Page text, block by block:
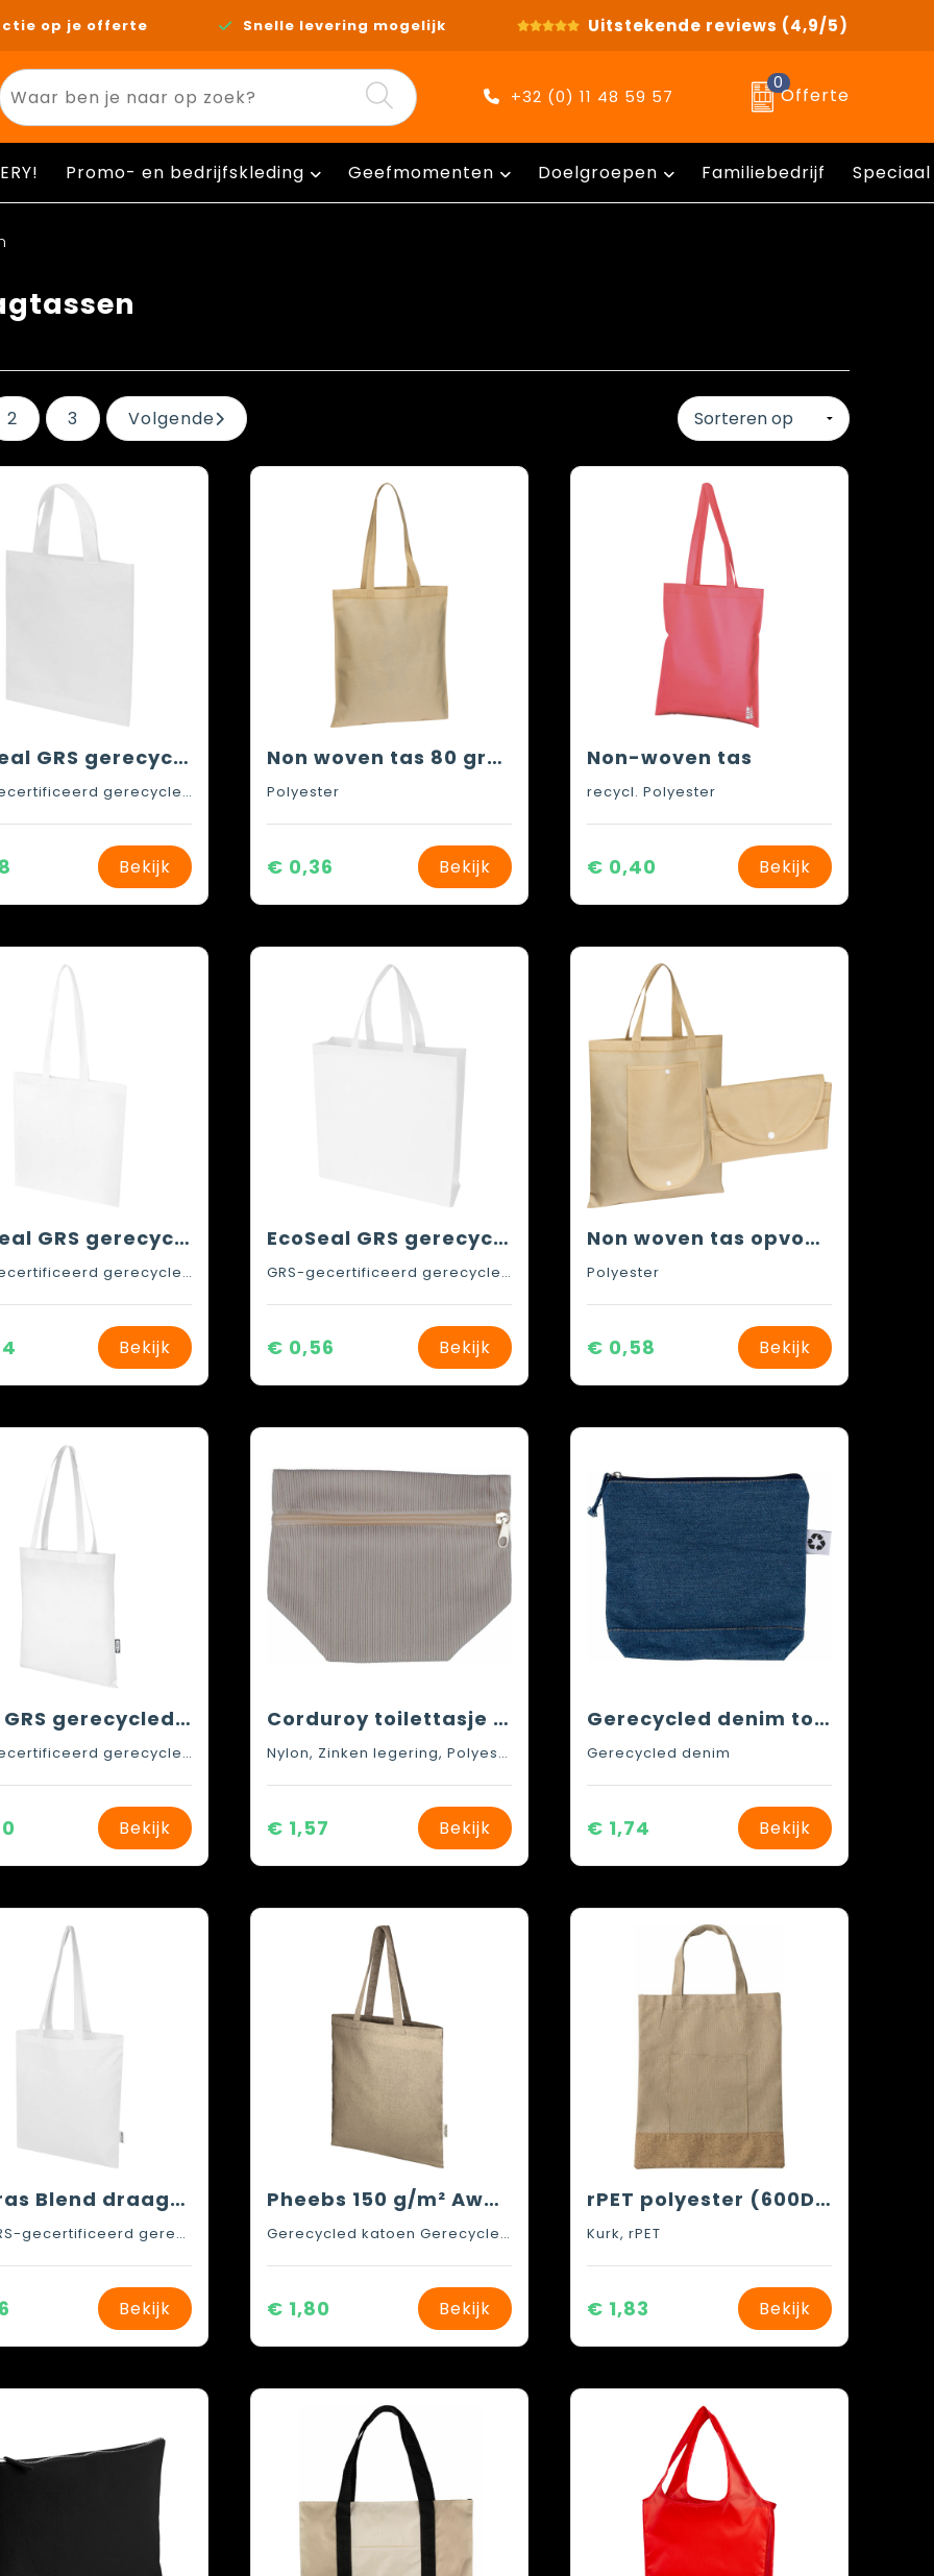
op je offerte Snelle levering mogelijk Uitstekende reviews (4,9/5)
+32 (0) 11 48 59 57
0
Offerte
Promo- en bedrijfskleding Geefmomenten Doelgroepen Familiebedrijf
2 3 Volgende
Ecoseal GRS gerecyclede mini draagtas 3 l
GRS-gecertificeerd gerecycled polyester
Bekijk
Non woven tas 80 grams
Polyester
€ 0,36 Bekijk
Non-woven tas
recycl. Polyester
€ 0,40 Bekijk
EcoSeal GRS gerecyclede non woven conferentiedraagtas 6 l
GRS-gecertificeerd gerecycled polyester
Bekijk
EcoSeal GRS gerecyclede non woven draagtas 12 l
GRS-gecertificeerd gerecycled polyester
€ 0,56 Bekijk
Non woven tas opvouwbaar
Polyester
€ 0,58 Bekijk
Zeus GRS gerecycled non woven conferentiedraagtas 6 l
GRS-gecertificeerd gerecycled polyester, 80 g/m2
Bekijk
Corduroy toilettasje Tia
Nylon, Zinken legering, Polyester 210D
€ 1,57 Bekijk
Gerecycled denim toilettas Orin
Gerecycled denim
€ 1,74 Bekijk
Madras Blend draagtas van 140 g/m² GRS gerecycled katoen 7 l
60% GRS-gecertificeerd gerecycled katoen en 40% GRS-gecertificeerd gerecycled polyester, 140 g/m2
Bekijk
Pheebs 150 g/m² Aware™ gerecyclede draagtas
Gerecycled katoen Gerecycled polyester
€ 1,80 Bekijk
rPET polyester (600D) draagtas Ophelia
Kurk, rPET
€ 1,83 Bekijk